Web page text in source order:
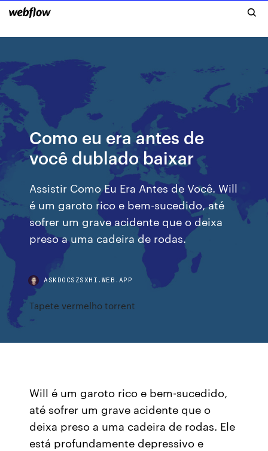
Como eu era antes de
você dublado baixar
Assistir Como Eu Era Antes de Você. Will
é um garoto rico e bem-sucedido, até
sofrer um grave acidente que o deixa
preso a uma cadeira de rodas.
ASKDOCSZSXHI.WEB.APP
Tapete vermelho torrent
Will é um garoto rico e bem-sucedido,
até sofrer um grave acidente que o
deixa preso a uma cadeira de rodas. Ele
está profundamente depressivo e